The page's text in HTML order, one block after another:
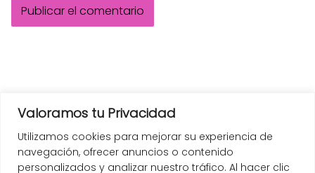
Valoramos tu Privacidad
Utilizamos cookies para mejorar su experiencia de
navegación, ofrecer anuncios o contenido
personalizados y analizar nuestro tráfico. Al hacer clic